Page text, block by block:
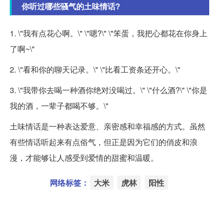
你听过哪些骚气的土味情话?
1. \"我有点花心啊。\" \"嗯?\" \"笨蛋，我把心都花在你身上
了啊~\"
2. \"看和你的聊天记录。\" \"比看工资条还开心。\"
3. \"我带你去喝一种酒你绝对没喝过。\" \"什么酒?\" \"你是
我的酒，一辈子都喝不够。\"
土味情话是一种表达爱意、亲密感和幸福感的方式。虽然
有些情话听起来有点俗气，但正是因为它们的俏皮和浪
漫，才能够让人感受到爱情的甜蜜和温暖。
网络标签： 大米 虎林 阳性